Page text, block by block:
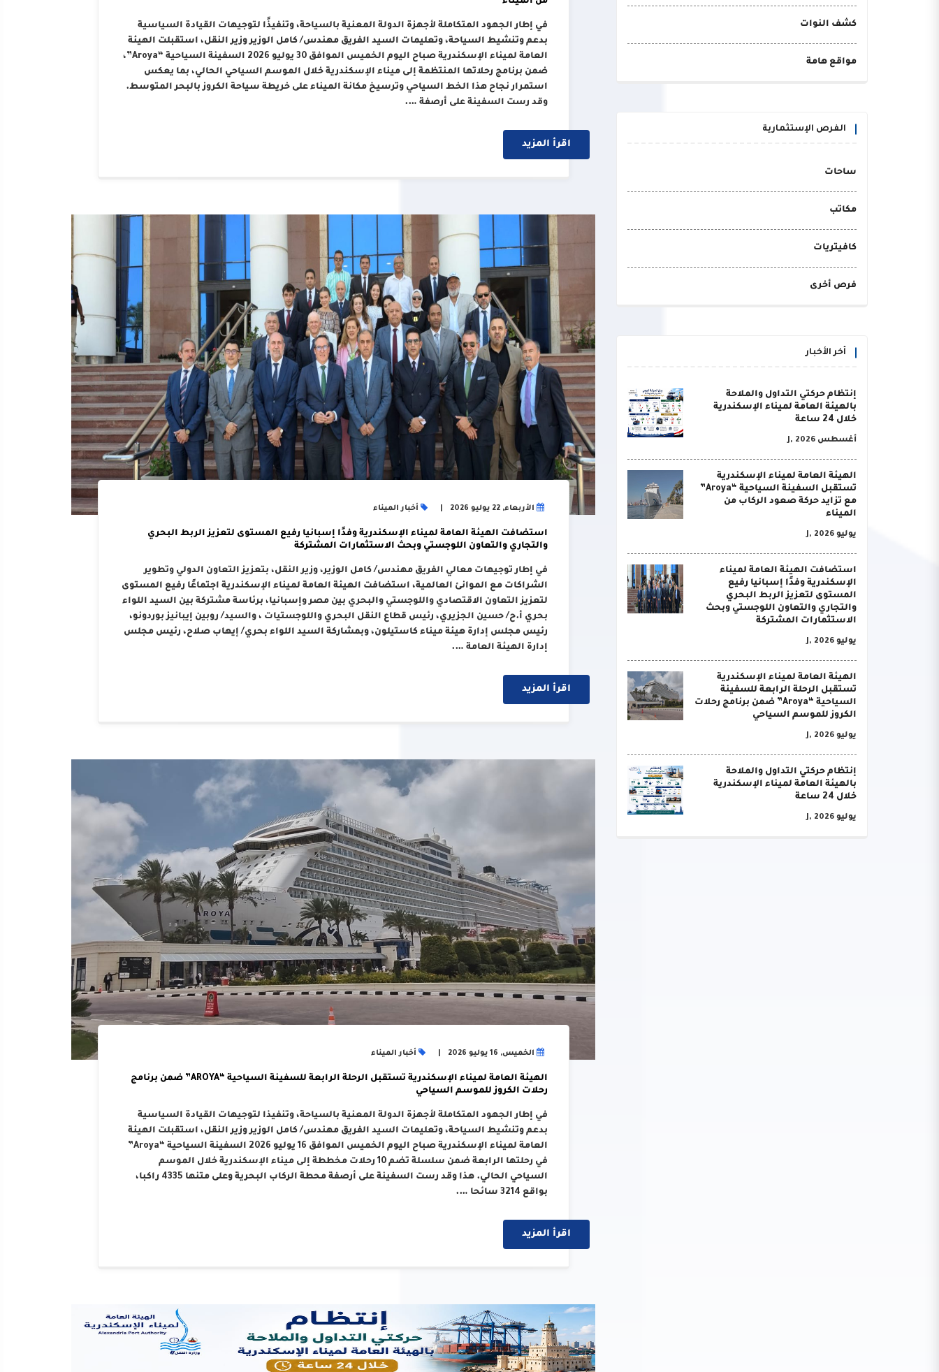
كشف النوات
مواقع هامة
الفرص الإستثمارية
ساحات
مكاتب
كافيتريات
فرص أخرى
أخر الأخبار
إنتظام حركتي التداول والملاحة
بالهيئة العامة لميناء الإسكندرية
خلال 24 ساعة
أغسطس J, 2026
الهيئة العامة لميناء الإسكندرية
تستقبل السفينة السياحية “Aroya”
مع تزايد حركة صعود الركاب من
الميناء
يوليو J, 2026
استضافت الهيئة العامة لميناء
الإسكندرية وفدًا إسبانيا رفيع
المستوى لتعزيز الربط البحري
والتجاري والتعاون اللوجستي وبحث
الاستثمارات المشتركة
يوليو J, 2026
الهيئة العامة لميناء الإسكندرية
تستقبل الرحلة الرابعة للسفينة
السياحية “Aroya” ضمن برنامج رحلات
الكروز للموسم السياحي
يوليو J, 2026
إنتظام حركتي التداول والملاحة
بالهيئة العامة لميناء الإسكندرية
خلال 24 ساعة
يوليو J, 2026
في إطار الجهود المتكاملة لأجهزة الدولة المعنية بالسياحة، وتنفيذًا لتوجيهات القيادة السياسية
بدعم وتنشيط السياحة، وتعليمات السيد الفريق مهندس/ كامل الوزير وزير النقل، استقبلت الهيئة
العامة لميناء الإسكندرية صباح اليوم الخميس الموافق 30 يوليو 2026 السفينة السياحية “Aroya”،
ضمن برنامج رحلاتها المنتظمة إلى ميناء الإسكندرية خلال الموسم السياحي الحالي، بما يعكس
استمرار نجاح هذا الخط السياحي وترسيخ مكانة الميناء على خريطة سياحة الكروز بالبحر المتوسط.
وقد رست السفينة على أرصفة ….
اقرأ المزيد
الأربعاء, 22 يوليو 2026 أخبار الميناء
استضافت الهيئة العامة لميناء الإسكندرية وفدًا إسبانيا رفيع المستوى لتعزيز الربط البحري
والتجاري والتعاون اللوجستي وبحث الاستثمارات المشتركة
في إطار توجيهات معالي الفريق مهندس/ كامل الوزير، وزير النقل، بتعزيز التعاون الدولي وتطوير
الشراكات مع الموانئ العالمية، استضافت الهيئة العامة لميناء الإسكندرية اجتماعًا رفيع المستوى
لتعزيز التعاون الاقتصادي واللوجستي والبحري بين مصر وإسبانيا، برئاسة مشتركة بين السيد اللواء
بحري أ.ح/ حسين الجزيري، رئيس قطاع النقل البحري واللوجستيات ، والسيد/ روبين إيبانيز بوردونو،
رئيس مجلس إدارة هيئة ميناء كاستيلون، وبمشاركة السيد اللواء بحري/ إيهاب صلاح، رئيس مجلس
إدارة الهيئة العامة ….
اقرأ المزيد
الخميس, 16 يوليو 2026 أخبار الميناء
الهيئة العامة لميناء الإسكندرية تستقبل الرحلة الرابعة للسفينة السياحية “AROYA” ضمن برنامج
رحلات الكروز للموسم السياحي
في إطار الجهود المتكاملة لأجهزة الدولة المعنية بالسياحة، وتنفيذا لتوجيهات القيادة السياسية
بدعم وتنشيط السياحة، وتعليمات السيد الفريق مهندس/ كامل الوزير وزير النقل، استقبلت الهيئة
العامة لميناء الإسكندرية صباح اليوم الخميس الموافق 16 يوليو 2026 السفينة السياحية “Aroya”
في رحلتها الرابعة ضمن سلسلة تضم 10 رحلات مخططة إلى ميناء الإسكندرية خلال الموسم
السياحي الحالي. هذا وقد رست السفينة على أرصفة محطة الركاب البحرية وعلى متنها 4335 راكبا،
بواقع 3214 سائحا ….
اقرأ المزيد